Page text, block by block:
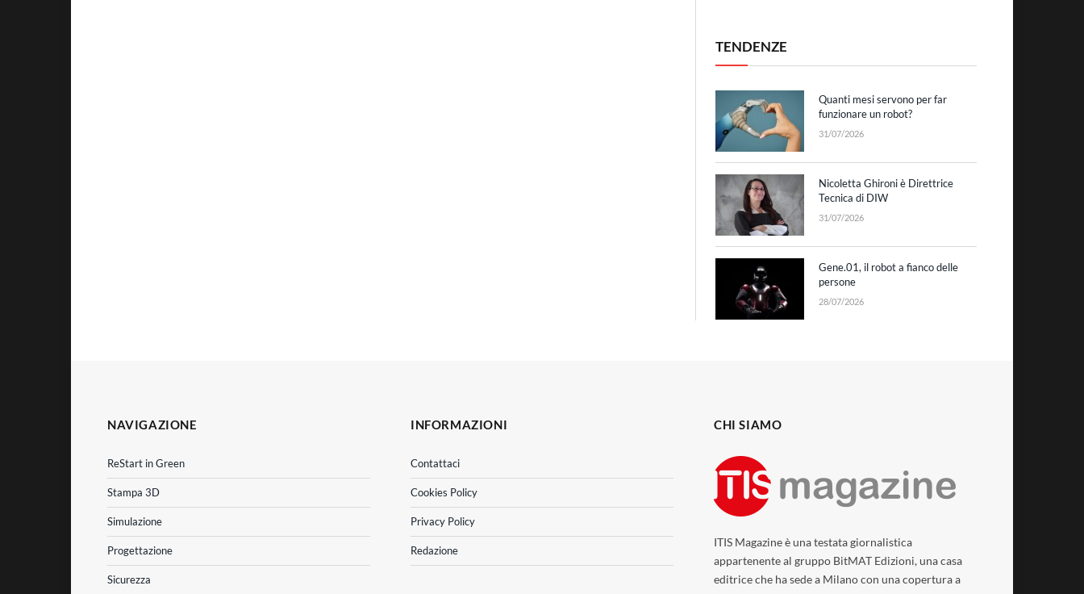
TENDENZE
Quanti mesi servono per far
funzionare un robot?
31/07/2026
Nicoletta Ghironi è Direttrice
Tecnica di DIW
31/07/2026
Gene.01, il robot a fianco delle
persone
28/07/2026
NAVIGAZIONE
ReStart in Green
Stampa 3D
Simulazione
Progettazione
Sicurezza
INFORMAZIONI
Contattaci
Cookies Policy
Privacy Policy
Redazione
CHI SIAMO
ITIS Magazine è una testata giornalistica
appartenente al gruppo BitMAT Edizioni, una casa
editrice che ha sede a Milano con una copertura a